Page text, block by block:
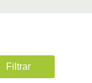
Filtrar